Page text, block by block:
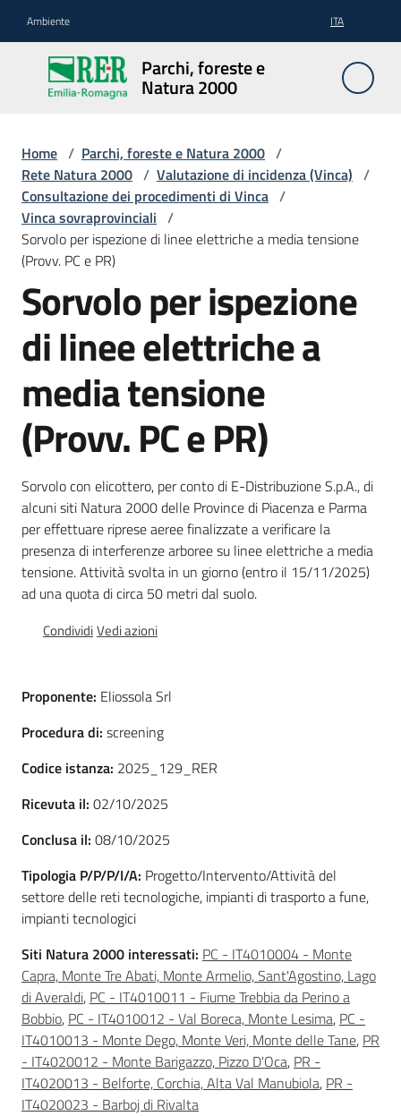
Ambiente ITA
Parchi, foreste e
Natura 2000
Parchi,
foreste
e
2000
Aree
Protette
Natura
2000
Foreste
Biodiversità
Consultazione
su
Ambiente
Novità
Servizi
Leggi Atti Bandi
Home / Parchi, foreste e Natura 2000 /
Rete Natura 2000 / Valutazione di incidenza (Vinca) /
Consultazione dei procedimenti di Vinca /
Vinca sovraprovinciali /
Sorvolo per ispezione di linee elettriche a media tensione
(Provv. PC e PR)
Sorvolo per ispezione
di linee elettriche a
media tensione
(Provv. PC e PR)
Sorvolo con elicottero, per conto di E-Distribuzione S.p.A., di
alcuni siti Natura 2000 delle Province di Piacenza e Parma
per effettuare riprese aeree finalizzate a verificare la
presenza di interferenze arboree su linee elettriche a media
tensione. Attività svolta in un giorno (entro il 15/11/2025)
ad una quota di circa 50 metri dal suolo.
CondividiVedi azioni
Proponente: Eliossola Srl
Procedura di: screening
Codice istanza: 2025_129_RER
Ricevuta il: 02/10/2025
Conclusa il: 08/10/2025
Tipologia P/P/P/I/A: Progetto/Intervento/Attività del
settore delle reti tecnologiche, impianti di trasporto a fune,
impianti tecnologici
Siti Natura 2000 interessati: PC - IT4010004 - Monte
Capra, Monte Tre Abati, Monte Armelio, Sant'Agostino, Lago
di Averaldi, PC - IT4010011 - Fiume Trebbia da Perino a
Bobbio, PC - IT4010012 - Val Boreca, Monte Lesima, PC -
IT4010013 - Monte Dego, Monte Veri, Monte delle Tane, PR
- IT4020012 - Monte Barigazzo, Pizzo D'Oca, PR -
IT4020013 - Belforte, Corchia, Alta Val Manubiola, PR -
IT4020023 - Barboj di Rivalta